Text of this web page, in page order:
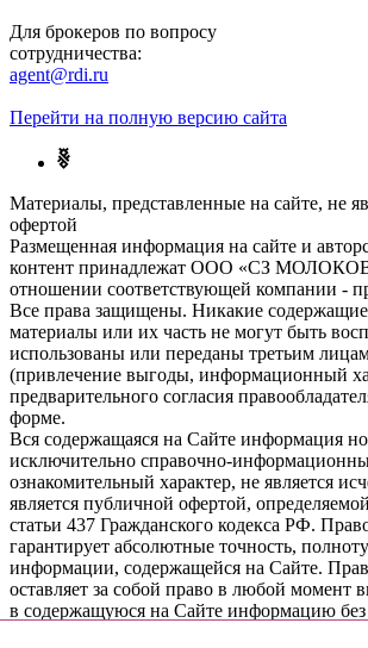
Для брокеров по вопросу
сотрудничества:
agent@rdi.ru
Перейти на полную версию сайта
Материалы, представленные на сайте, не
офертой
Размещенная информация на сайте и
контент принадлежат ООО «СЗ
отношении соответствующей компании -
Все права защищены. Никакие
материалы или их часть не могут быть
использованы или переданы третьим
(привлечение выгоды, информационный
предварительного согласия
форме.
Вся содержащаяся на Сайте информация
исключительно справочно-
ознакомительный характер, не является
является публичной офертой,
статьи 437 Гражданского кодекса РФ.
гарантирует абсолютные точность,
информации, содержащейся на Сайте.
оставляет за собой право в любой момент
в содержащуюся на Сайте информацию без